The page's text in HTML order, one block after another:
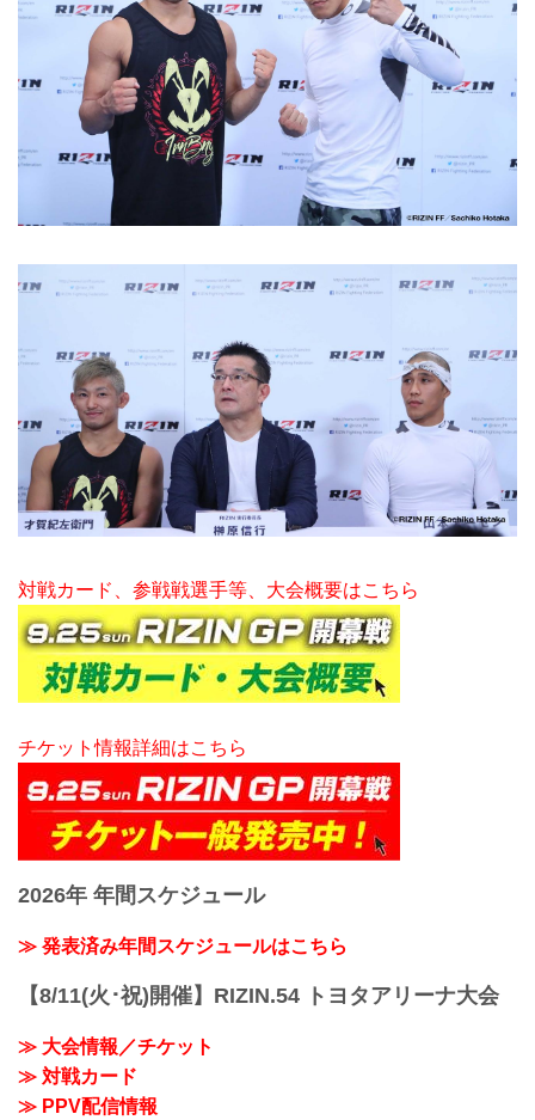
対戦カード、参戦戦選手等、大会概要はこちら
チケット情報詳細はこちら
2026年 年間スケジュール
≫ 発表済み年間スケジュールはこちら
【8/11(火･祝)開催】RIZIN.54 トヨタアリーナ大会
≫ 大会情報／チケット
≫ 対戦カード
≫ PPV配信情報